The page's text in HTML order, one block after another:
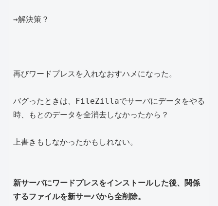
→解決策？
再びワードプレスを入れなおすハメになった。
バグったときは、FileZillaでサーバにデータをやる
時、もとのデータを全消去しなかったから？
上書きもしなかったかもしれない。
新サーバにワードプレスをインストールした後、関係
するファイルを新サーバから全削除。